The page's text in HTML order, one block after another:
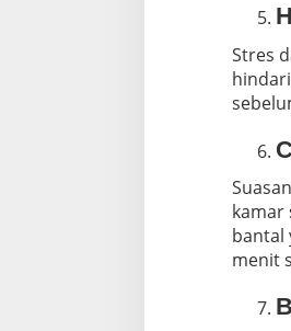
Stres
kamar
bantal
menit